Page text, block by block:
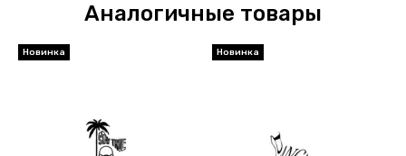
Аналогичные товары
Новинка Новинка